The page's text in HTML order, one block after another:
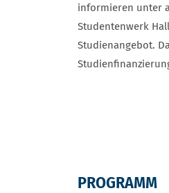
informieren unter
Studentenwerk
Studienangebot.
PROGRAMM